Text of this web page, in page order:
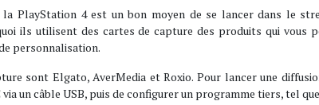
PlayStation 4 est un bon moyen de se lancer dans le
ils utilisent des cartes de capture des produits qui
personnalisation.
sont Elgato, AverMedia et Roxio. Pour lancer une
un câble USB, puis de configurer un programme tiers, tel